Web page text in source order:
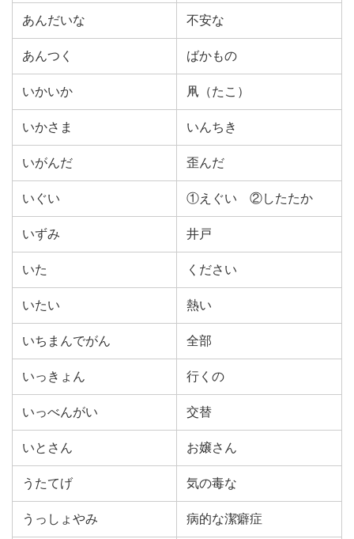
あんだいな 不安な
あんつく ばかもの
いかいか 凧（たこ）
いかさま いんちき
いがんだ 歪んだ
いぐい ①えぐい ②したたか
いずみ 井戸
いた ください
いたい 熱い
いちまんでがん 全部
いっきょん 行くの
いっべんがい 交替
いとさん お嬢さん
うたてげ 気の毒な
うっしょやみ 病的な潔癖症